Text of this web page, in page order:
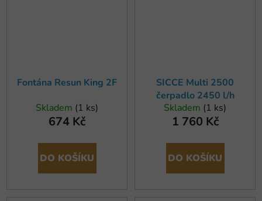
Fontána Resun King 2F
Skladem (1 ks)
674 Kč
DO KOŠÍKU
SICCE Multi 2500
čerpadlo 2450 l/h
Skladem (1 ks)
1 760 Kč
DO KOŠÍKU